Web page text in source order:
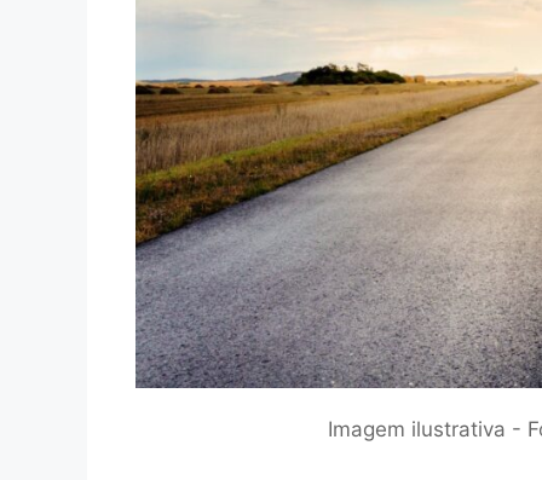
Imagem ilustrativa -